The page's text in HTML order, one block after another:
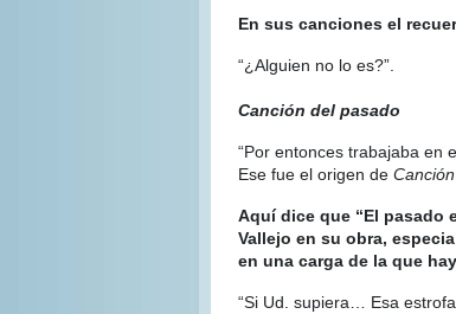
En sus canciones el
“¿Alguien no lo es?”.
Canción del pasado
“Por entonces trabajaba en
Ese fue el origen de
Aquí dice que “El pasado
Vallejo en su obra,
en una carga de la que
“Si Ud. supiera… Esa